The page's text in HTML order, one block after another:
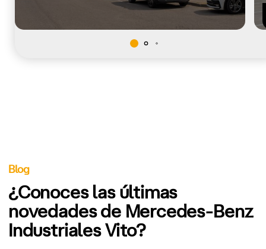
Blog
¿Conoces las últimas
novedades de Mercedes-Benz
Industriales Vito?